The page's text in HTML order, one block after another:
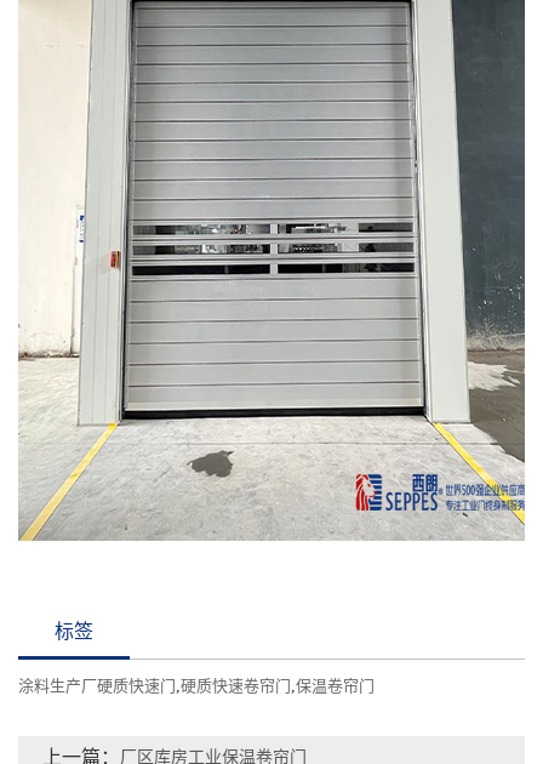
标签
涂料生产厂硬质快速门 ,硬质快速卷帘门 ,保温卷帘门
上一篇： 厂区库房工业保温卷帘门